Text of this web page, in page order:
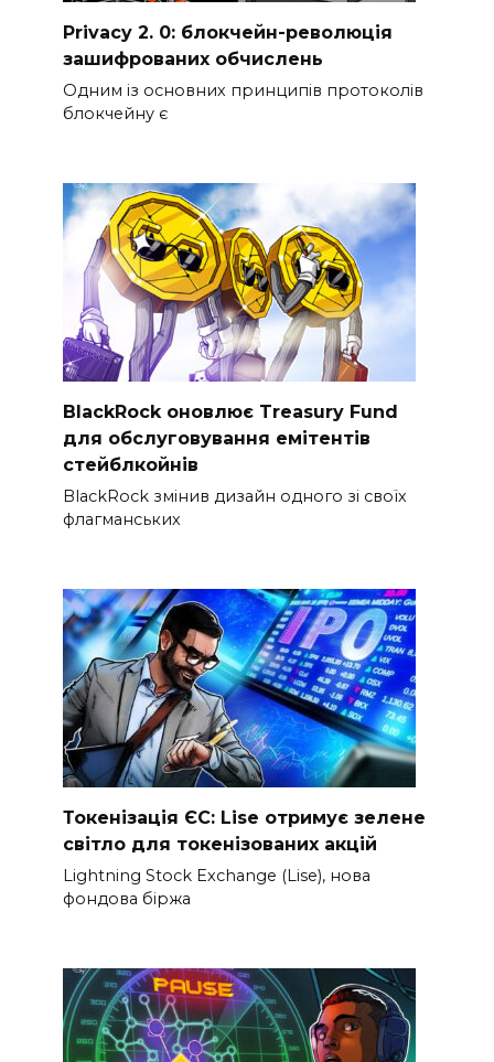
Privacy 2. 0: блокчейн-революція
зашифрованих обчислень
Одним із основних принципів протоколів
блокчейну є
BlackRock оновлює Treasury Fund
для обслуговування емітентів
стейблкойнів
BlackRock змінив дизайн одного зі своїх
флагманських
Токенізація ЄС: Lise отримує зелене
світло для токенізованих акцій
Lightning Stock Exchange (Lise), нова
фондова біржа